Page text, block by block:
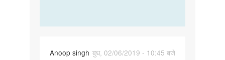
Anoop singh बुध, 02/06/2019 - 10:45 बजे